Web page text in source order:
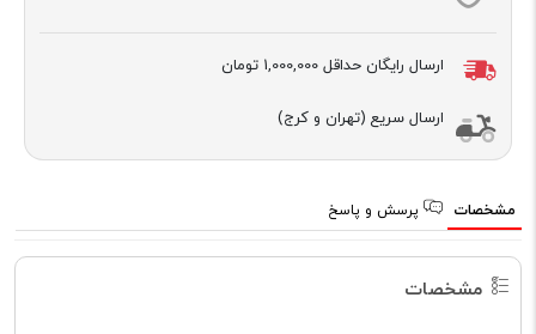
ارسال رایگان حداقل 1,000,000 تومان
ارسال سریع (تهران و کرج)
مشخصات پرسش و پاسخ
مشخصات